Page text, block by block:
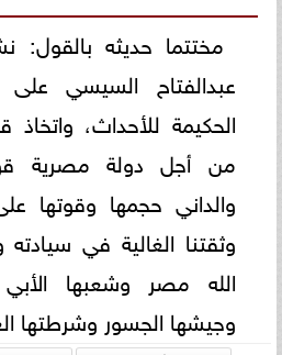
مختتما حديثه بالقول:
عبدالفتاح السيسي على
الحكيمة للأحداث، واتخاذ
من أجل دولة مصرية
والداني حجمها وقوتها
وثقتنا الغالية في
الله مصر وشعبها الأبي
وجيشها الجسور وشرطتها